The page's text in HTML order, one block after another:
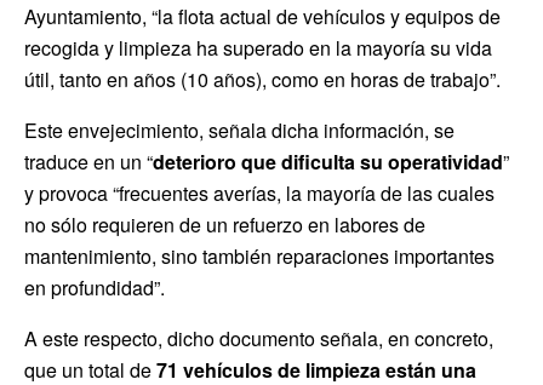
Ayuntamiento, “la flota actual de vehículos y equipos de
recogida y limpieza ha superado en la mayoría su vida
útil, tanto en años (10 años), como en horas de trabajo”.
Este envejecimiento, señala dicha información, se
traduce en un “deterioro que dificulta su operatividad”
y provoca “frecuentes averías, la mayoría de las cuales
no sólo requieren de un refuerzo en labores de
mantenimiento, sino también reparaciones importantes
en profundidad”.
A este respecto, dicho documento señala, en concreto,
que un total de71 vehículos de limpieza están una